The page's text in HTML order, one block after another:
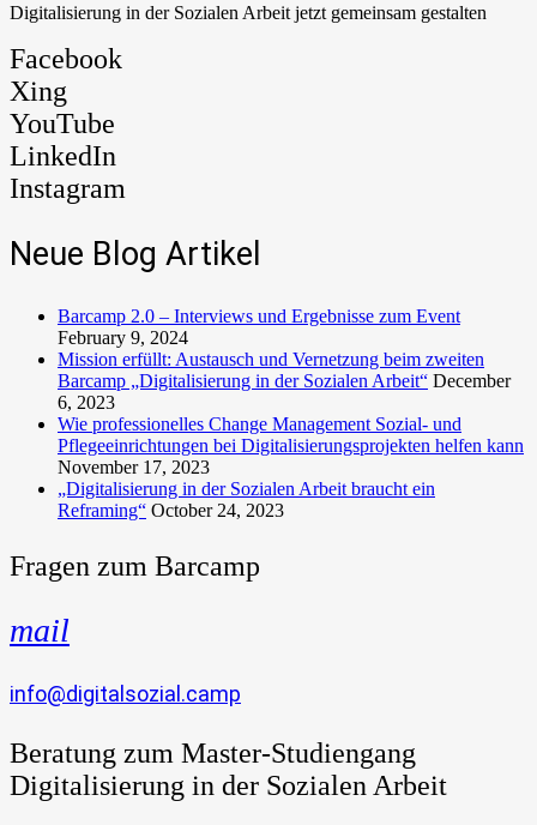
Digitalisierung in der Sozialen Arbeit jetzt gemeinsam gestalten
Facebook
Xing
YouTube
LinkedIn
Instagram
Neue Blog Artikel
Barcamp 2.0 – Interviews und Ergebnisse zum Event
February 9, 2024
Mission erfüllt: Austausch und Vernetzung beim zweiten
Barcamp „Digitalisierung in der Sozialen Arbeit“ December
6, 2023
Wie professionelles Change Management Sozial- und
Pflegeeinrichtungen bei Digitalisierungsprojekten helfen kann
November 17, 2023
„Digitalisierung in der Sozialen Arbeit braucht ein
Reframing“ October 24, 2023
Fragen zum Barcamp
mail
info@digitalsozial.camp
Beratung zum Master-Studiengang
Digitalisierung in der Sozialen Arbeit